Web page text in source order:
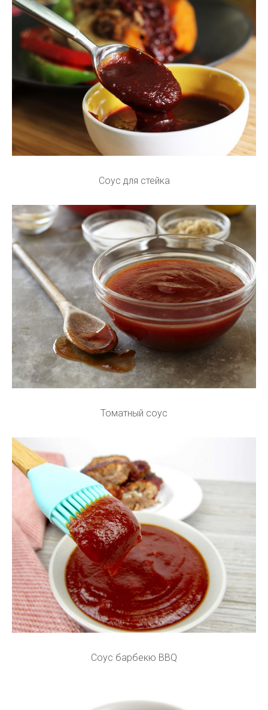
Соус для стейка
Томатный соус
Соус барбекю BBQ